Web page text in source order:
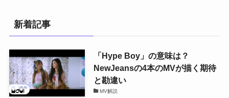
新着記事
「Hype Boy」の意味は？
NewJeansの4本のMVが描く期待
と勘違い
MV解説